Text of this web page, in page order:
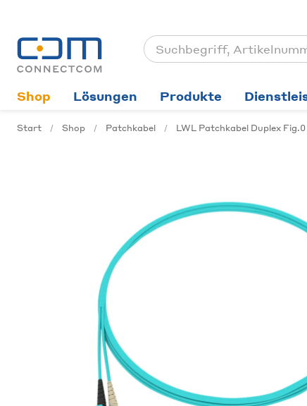
Shop Lösungen Produkte
Start Shop Patchkabel LWL Patchkabel Duplex Fig.0